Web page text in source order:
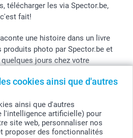
cookies ainsi que d'autres
ainsi que d'autres
l'intelligence artificielle) pour
site web, personnaliser nos
proposer des fonctionnalités
télécharger les via Spector.be,
fait!
une histoire dans un livre
produits photo par Spector.be et
jours chez votre
promos Spector par le code
dans votre panier.